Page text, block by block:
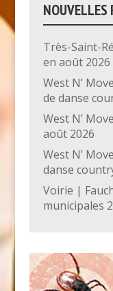
NOUVELLES
Très-Saint-
en août 2026
West N’
de danse
West N’
août 2026
West N’
danse
Voirie |
municipales